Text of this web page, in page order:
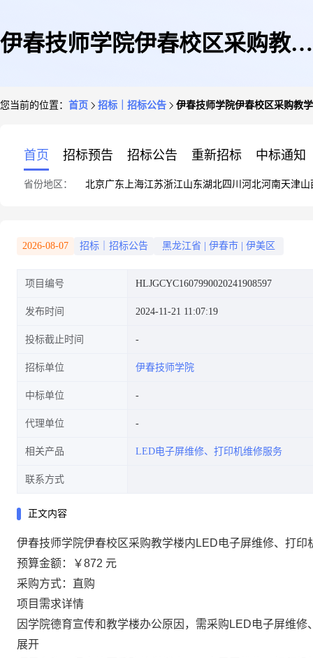
伊春技师学院伊春校区采购教学
您当前的位置： 首页 招标｜招标公告 伊春技师学院伊春校区采购教
首页 招标预告 招标公告 重新招标 中标通知
省份地区： 北京广东 上海江苏浙江山东湖北四川 河北河南天津山
2026-08-07 招标｜招标公告 黑龙江省 伊春市 伊美区
项目编号 HLJGCYC1607990020241908597
发布时间 2024-11-21 11:07:19
投标截止时间
招标单位 伊春技师学院
中标单位
代理单位
相关产品 LED电子屏维修、打印机维修服务
联系方式
正文内容
伊春技师学院伊春校区采购教学楼内LED电子屏维修、打印
预算金额：
￥872 元
采购方式：直购
项目需求详情
因学院德育宣传和教学楼办公原因，需采购LED电子屏维修
展开